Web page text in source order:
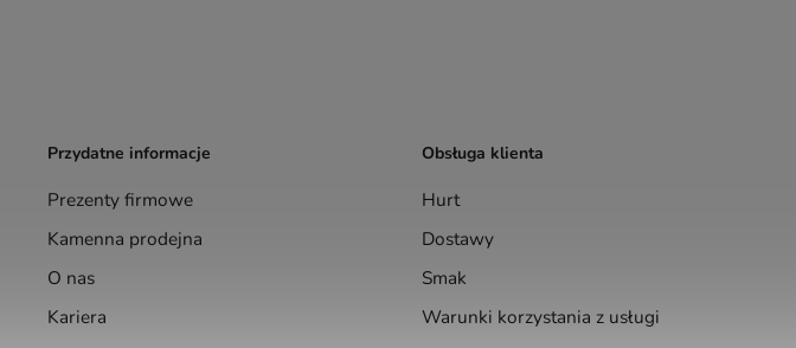
Przydatne informacje
Prezenty firmowe
Kamenna prodejna
O nas
Kariera
Obsługa klienta
Hurt
Dostawy
Smak
Warunki korzystania z usługi